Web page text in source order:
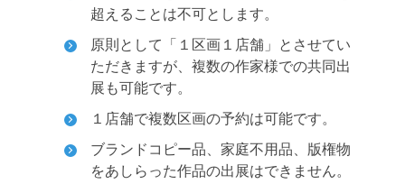
超えることは不可とします。
原則として「１区画１店舗」とさせてい
ただきますが、複数の作家様での共同出
展も可能です。
１店舗で複数区画の予約は可能です。
ブランドコピー品、家庭不用品、版権物
をあしらった作品の出展はできません。